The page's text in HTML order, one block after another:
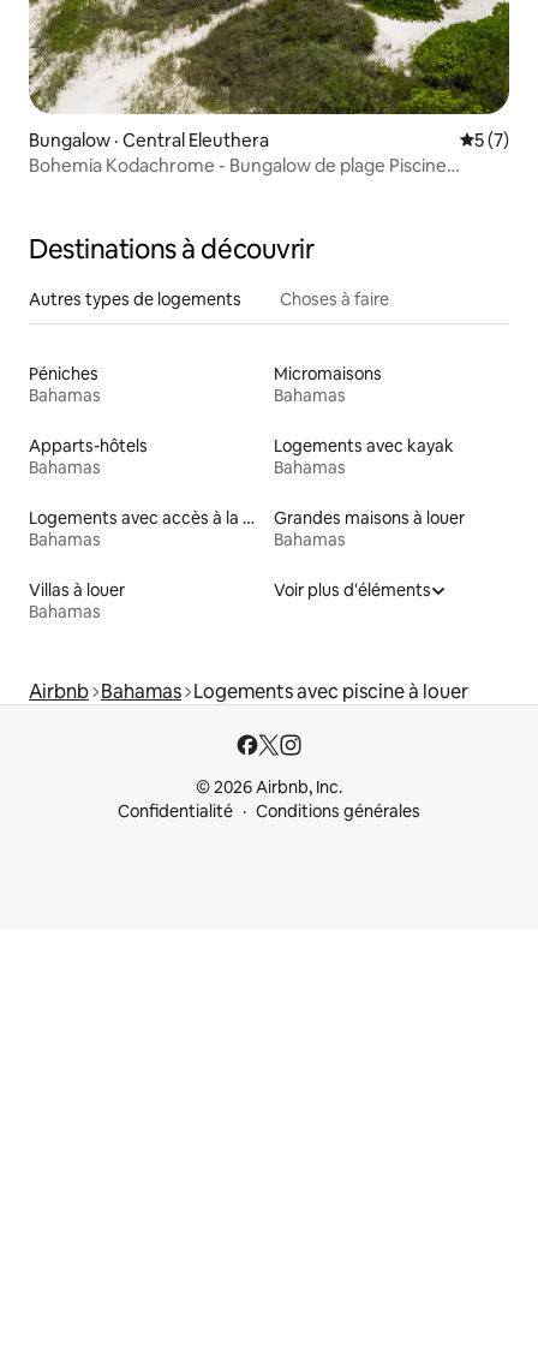
Bungalow · Central Eleuthera Note
5 (7)
Bohemia Kodachrome - Bungalow de plage Piscine
Destinations à découvrir
Autres types de logements Choses à faire
Péniches
Bahamas
Micromaisons
Bahamas
Apparts-hôtels
Bahamas
Logements avec kayak
Bahamas
Logements avec accès à la plage
Bahamas
Grandes maisons à louer
Bahamas
Villas à louer
Bahamas
Voir plus d'éléments
Airbnb Bahamas Logements avec piscine à louer
© 2026 Airbnb, Inc.
Confidentialité
Conditions générales